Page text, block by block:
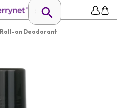
Roll-on Deodorant